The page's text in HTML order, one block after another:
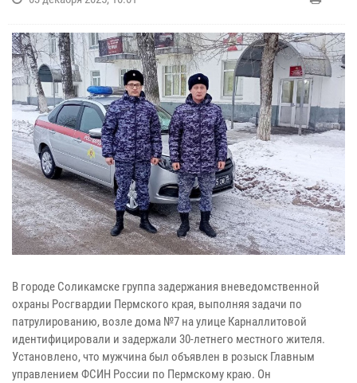
В городе Соликамске группа задержания вневедомственной
охраны Росгвардии Пермского края, выполняя задачи по
патрулированию, возле дома №7 на улице Карналлитовой
идентифицировали и задержали 30-летнего местного жителя.
Установлено, что мужчина был объявлен в розыск Главным
управлением ФСИН России по Пермскому краю. Он